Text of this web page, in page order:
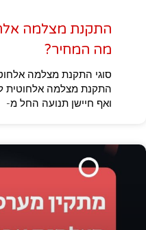
התקנת מצלמה
מה המחיר?
סוגי התקנת מצלמה
התקנת מצלמה אלחוטית
ואף חיישן תנועה החל מ-